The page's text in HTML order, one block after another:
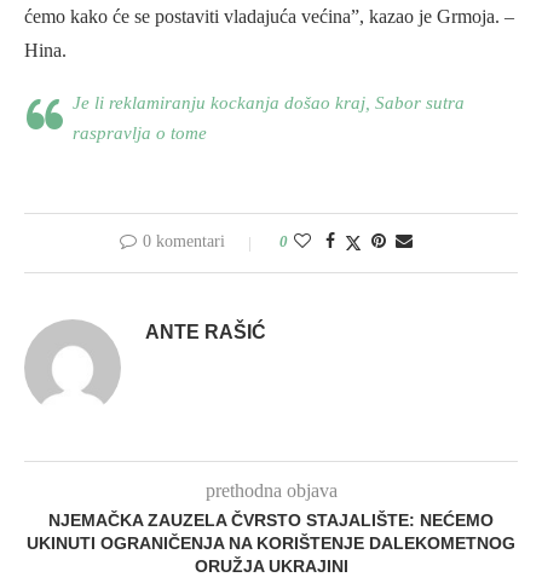
ćemo kako će se postaviti vladajuća većina”, kazao je Grmoja. –
Hina.
Je li reklamiranju kockanja došao kraj, Sabor sutra
raspravlja o tome
0 komentari 0
ANTE RAŠIĆ
prethodna objava
NJEMAČKA ZAUZELA ČVRSTO STAJALIŠTE: NEĆEMO
UKINUTI OGRANIČENJA NA KORIŠTENJE DALEKOMETNOG
ORUŽJA UKRAJINI